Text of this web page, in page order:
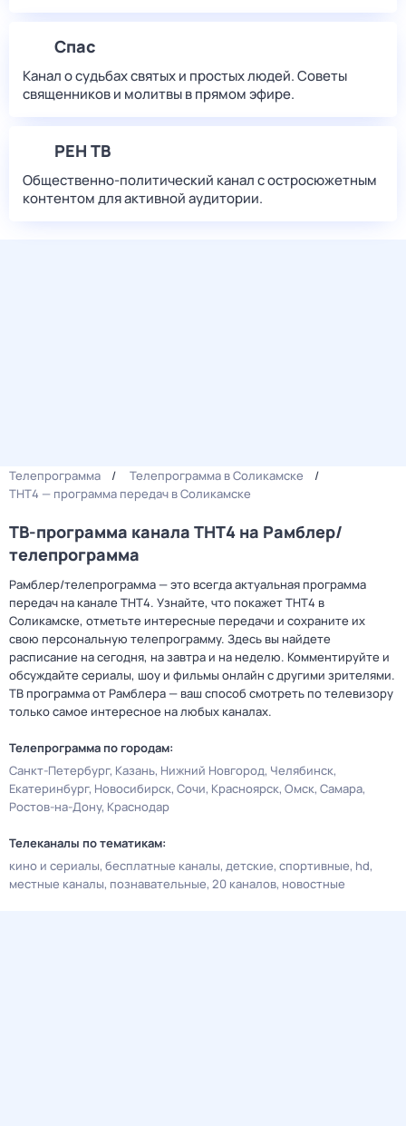
Спас
Канал о судьбах святых и простых людей. Советы
священников и молитвы в прямом эфире.
РЕН ТВ
Общественно-политический канал с остросюжетным
контентом для активной аудитории.
Телепрограмма
Телепрограмма в Соликамске
ТНТ4 — программа передач в Соликамске
ТВ-программа канала ТНТ4 на Рамблер/
телепрограмма
Рамблер/телепрограмма — это всегда актуальная программа
передач на канале ТНТ4. Узнайте, что покажет ТНТ4 в
Соликамске, отметьте интересные передачи и сохраните их
свою персональную телепрограмму. Здесь вы найдете
расписание на сегодня, на завтра и на неделю. Комментируйте и
обсуждайте сериалы, шоу и фильмы онлайн с другими зрителями.
ТВ программа от Рамблера — ваш способ смотреть по телевизору
только самое интересное на любых каналах.
Телепрограмма по городам:
Санкт-Петербург Казань Нижний Новгород Челябинск
Екатеринбург Новосибирск Сочи Красноярск Омск Самара
Ростов-на-Дону Краснодар
Телеканалы по тематикам:
кино и сериалы бесплатные каналы детские спортивные hd
местные каналы познавательные 20 каналов новостные